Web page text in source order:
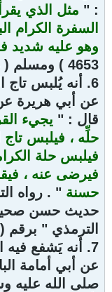
: " مثل الذي
السفرة الكرام
وهو عليه شديد
4653 ) ومسلم ( 798 ) .
6. أنه يُلبس تاج الكرامة وحلة الكرامة .
عن أبي هريرة
قال : " يجيء
حلِّه ، فيلبس تاج
فيلبس حلة
فيرضى عنه ،
حسنة
حديث حسن صحيح
الترمذي " برقم ( 2328 ) : حسن .
7. أنه يَشفع فيه القرآن عند ربِّه .
عن أبي أمامة
صلى الله عليه